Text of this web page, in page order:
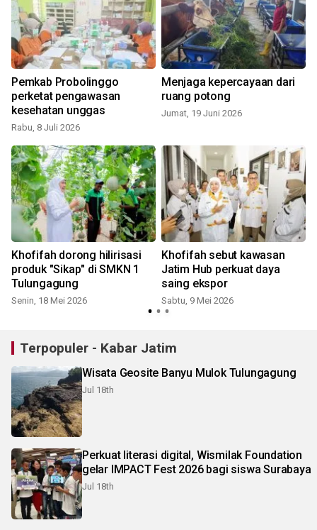
Pemkab Probolinggo
perketat pengawasan
kesehatan unggas
Rabu, 8 Juli 2026
Menjaga kepercayaan dari
ruang potong
Jumat, 19 Juni 2026
Khofifah dorong hilirisasi
produk "Sikap" di SMKN 1
Tulungagung
Senin, 18 Mei 2026
Khofifah sebut kawasan
Jatim Hub perkuat daya
saing ekspor
Sabtu, 9 Mei 2026
Terpopuler - Kabar Jatim
Wisata Geosite Banyu Mulok Tulungagung
Jul 18th
Perkuat literasi digital, Wismilak Foundation
gelar IMPACT Fest 2026 bagi siswa Surabaya
Jul 18th